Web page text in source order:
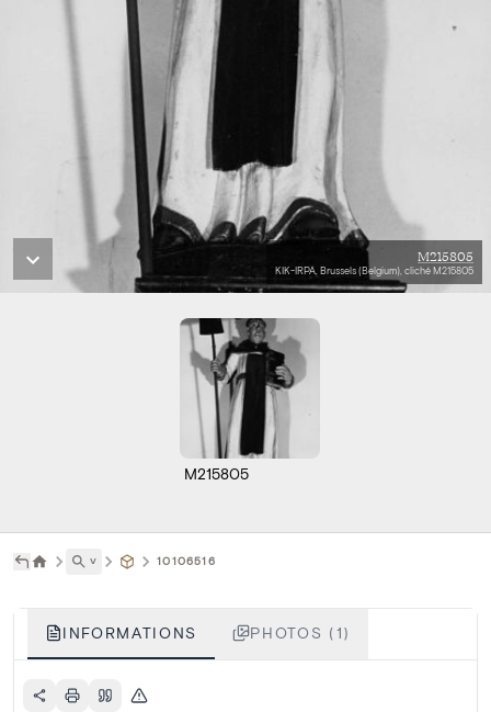
M215805
KIK-IRPA, Brussels (Belgium), cliché M215805
M215805
˅ 10106516
INFORMATIONS PHOTOS (1)